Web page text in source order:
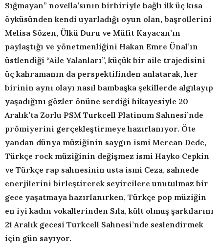
Sığmayan” novella’sının birbiriyle bağlı ilk üç kısa
öyküsünden kendi uyarladığı oyun olan, başrollerini
Melisa Sözen, Ülkü Duru ve Müfit Kayacan’ın
paylaştığı ve yönetmenliğini Hakan Emre Ünal’ın
üstlendiği “Aile Yalanları”, küçük bir aile trajedisini
üç kahramanın da perspektifinden anlatarak, her
birinin aynı olayı nasıl bambaşka şekillerde algılayıp
yaşadığını gözler önüne serdiği hikayesiyle 20
Aralık’ta Zorlu PSM Turkcell Platinum Sahnesi’nde
prömiyerini gerçekleştirmeye hazırlanıyor. Öte
yandan dünya müziğinin saygın ismi Mercan Dede,
Türkçe rock müziğinin değişmez ismi Hayko Cepkin
ve Türkçe rap sahnesinin usta ismi Ceza, sahnede
enerjilerini birleştirerek seyircilere unutulmaz bir
gece yaşatmaya hazırlanırken, Türkçe pop müziğin
en iyi kadın vokallerinden Sıla, kült olmuş şarkılarını
21 Aralık gecesi Turkcell Sahnesi’nde seslendirmek
için gün sayıyor.